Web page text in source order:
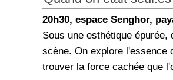
20h30, espace Senghor,
Sous une esthétique
scène. On explore l'essence
trouver la force cachée que